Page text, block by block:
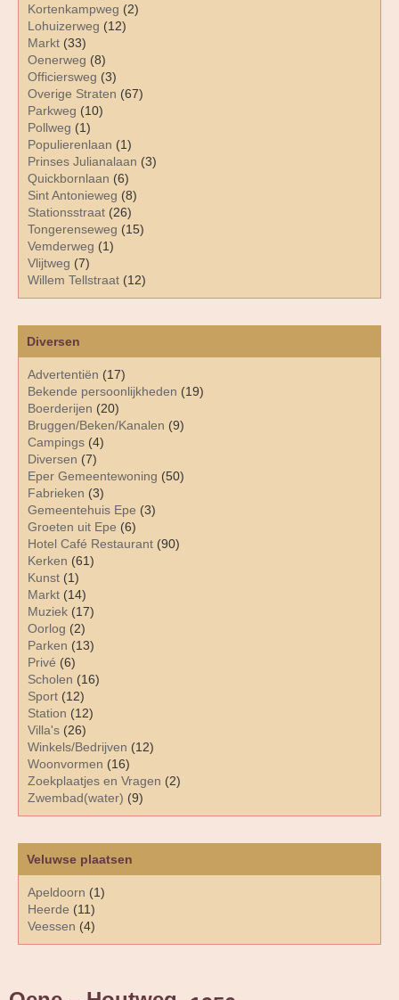
Diversen
Advertentiën (17)
Bekende persoonlijkheden (19)
Boerderijen (20)
Bruggen/Beken/Kanalen (9)
Campings (4)
Diversen (7)
Eper Gemeentewoning (50)
Fabrieken (3)
Gemeentehuis Epe (3)
Groeten uit Epe (6)
Hotel Café Restaurant (90)
Kerken (61)
Kunst (1)
Markt (14)
Muziek (17)
Oorlog (2)
Parken (13)
Privé (6)
Scholen (16)
Sport (12)
Station (12)
Villa's (26)
Winkels/Bedrijven (12)
Woonvormen (16)
Zoekplaatjes en Vragen (2)
Zwembad(water) (9)
Kortenkampweg (2)
Lohuizerweg (12)
Markt (33)
Oenerweg (8)
Officiersweg (3)
Overige Straten (67)
Parkweg (10)
Pollweg (1)
Populierenlaan (1)
Prinses Julianalaan (3)
Quickbornlaan (6)
Sint Antonieweg (8)
Stationsstraat (26)
Tongerenseweg (15)
Vemderweg (1)
Vlijtweg (7)
Willem Tellstraat (12)
Veluwse plaatsen
Apeldoorn (1)
Heerde (11)
Veessen (4)